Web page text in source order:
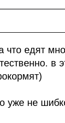
что едят
в
уже не